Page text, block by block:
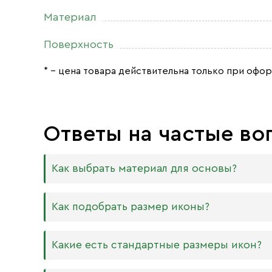
Материал
Поверхность
* – цена товара действительна только при
Ответы на частые
Как выбрать материал для основы?
Мы изготавливаем иконы на трёх разных видах
МДФ. Ламинированная древесно-
Как подобрать размер иконы?
Никаких строгих правил по тому, какого
Какие есть стандартные размеры икон?